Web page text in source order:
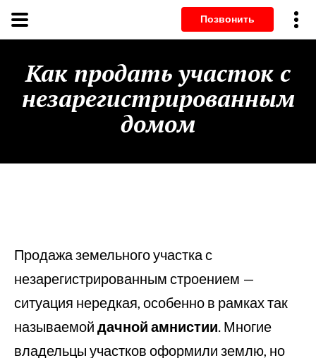
Как продать участок с
незарегистрированным
домом
Продажа земельного участка с
незарегистрированным строением —
ситуация нередкая, особенно в рамках так
называемой дачной амнистии. Многие
владельцы участков оформили землю, но